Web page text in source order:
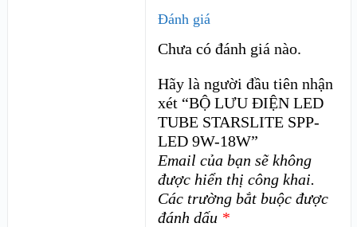
Đánh giá
Chưa có đánh giá nào.
Hãy là người đầu tiên nhận
xét “BỘ LƯU ĐIỆN LED
TUBE STARSLITE SPP-
LED 9W-18W”
Email của bạn sẽ không
được hiển thị công khai.
Các trường bắt buộc được
đánh dấu *